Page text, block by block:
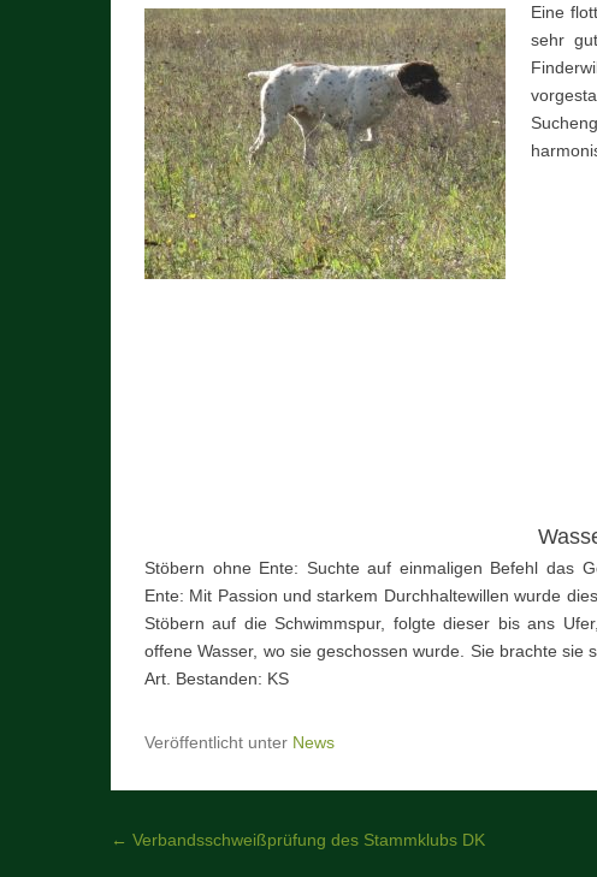
Eine
sehr
Stöbern ohne Ente: Suchte auf einmaligen Befehl das
Ente: Mit Passion und starkem Durchhaltewillen wurde
Stöbern auf die Schwimmspur, folgte dieser bis ans
offene Wasser, wo sie geschossen wurde. Sie brachte
Art. Bestanden: KS
Veröffentlicht unter News
Beitragsnavigation
← Verbandsschweißprüfung des Stammklubs DK